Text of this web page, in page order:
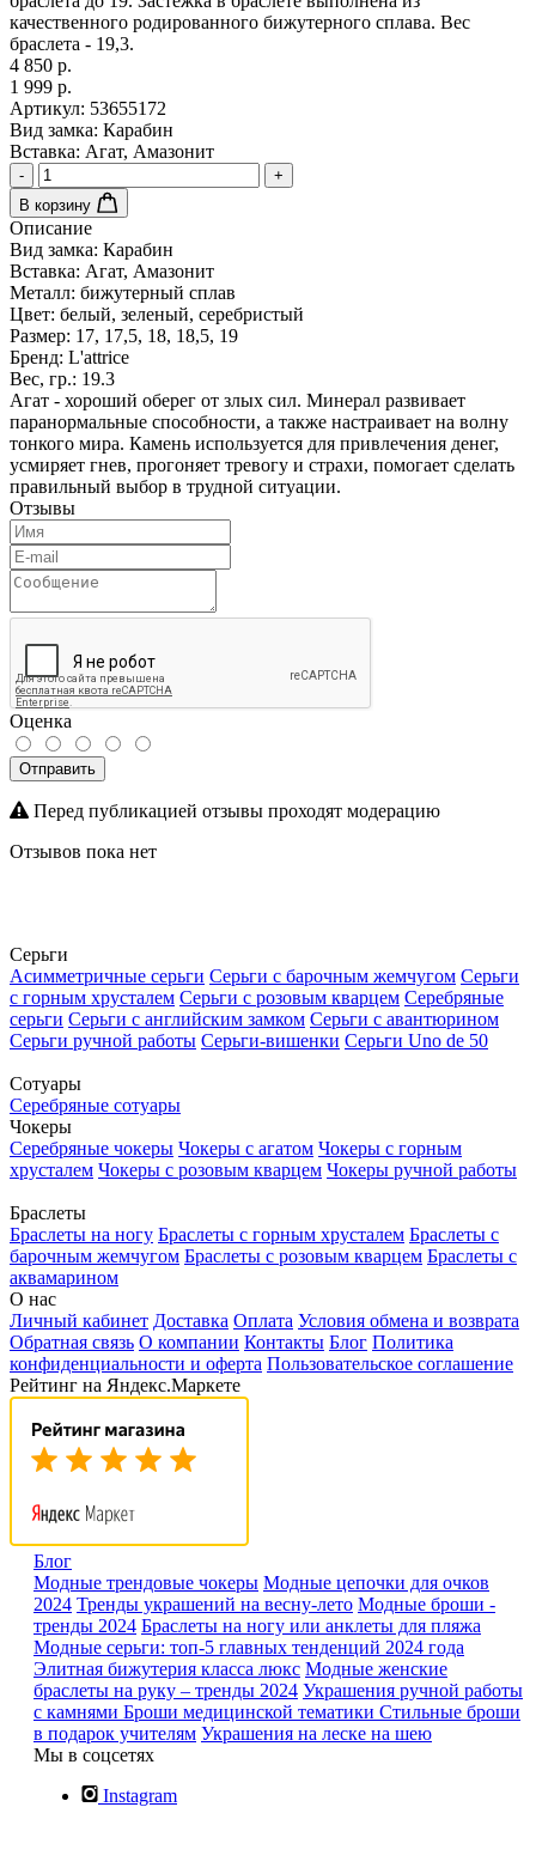
качественного родированного бижутерного сплава. Вес
браслета - 19,3.
4 850 р.
1 999 р.
Артикул: 53655172
Вид замка: Карабин
Вставка: Агат, Амазонит
-
+
В корзину
Описание
Вид замка: Карабин
Вставка: Агат, Амазонит
Металл: бижутерный сплав
Цвет: белый, зеленый, серебристый
Размер: 17, 17,5, 18, 18,5, 19
Бренд: L'attrice
Вес, гр.: 19.3
Агат - хороший оберег от злых сил. Минерал развивает
паранормальные способности, а также настраивает на волну
тонкого мира. Камень используется для привлечения денег,
усмиряет гнев, прогоняет тревогу и страхи, помогает сделать
правильный выбор в трудной ситуации.
Отзывы
Оценка
Отправить
Перед публикацией отзывы проходят модерацию
Отзывов пока нет
Серьги
Асимметричные серьги Серьги с барочным жемчугом Серьги
с горным хрусталем Серьги с розовым кварцем Серебряные
серьги Серьги с английским замком Серьги с авантюрином
Серьги ручной работы Серьги-вишенки Серьги Uno de 50
Сотуары
Серебряные сотуары
Чокеры
Серебряные чокеры Чокеры с агатом Чокеры с горным
хрусталем Чокеры с розовым кварцем Чокеры ручной работы
Браслеты
Браслеты на ногу Браслеты с горным хрусталем Браслеты с
барочным жемчугом Браслеты с розовым кварцем Браслеты с
аквамарином
О нас
Личный кабинет Доставка Оплата Условия обмена и возврата
Обратная связь О компании Контакты Блог Политика
конфиденциальности и оферта Пользовательское соглашение
Рейтинг на Яндекс.Маркете
Блог
Модные трендовые чокеры Модные цепочки для очков
2024 Тренды украшений на весну-лето Модные броши -
тренды 2024 Браслеты на ногу или анклеты для пляжа
Модные серьги: топ-5 главных тенденций 2024 года
Элитная бижутерия класса люкс Модные женские
браслеты на руку – тренды 2024 Украшения ручной работы
с камнями Броши медицинской тематики Стильные броши
в подарок учителям Украшения на леске на шею
Мы в соцсетях
Instagram